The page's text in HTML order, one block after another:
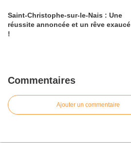
Saint-Christophe-sur-le-Nais : Une
réussite annoncée et un rêve exaucé
!
Commentaires
Ajouter un commentaire